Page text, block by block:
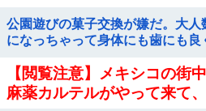
公園遊びの菓子交換が嫌だ。大
になっちゃって身体にも歯にも良
【閲覧注意】メキシコの街
麻薬カルテルがやって来て